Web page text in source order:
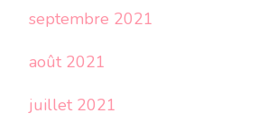
septembre 2021
août 2021
juillet 2021